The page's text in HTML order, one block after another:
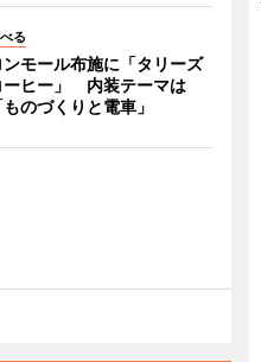
る
ンモール布施に「タリーズ
ーヒー」 内装テーマは
ものづくりと電車」